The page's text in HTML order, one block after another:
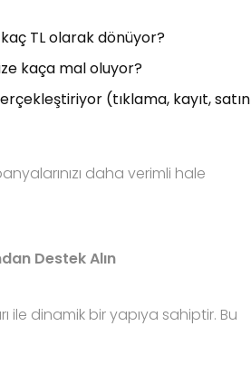
kaç TL olarak dönüyor?
kaça mal oluyor?
(tıklama, kayıt, satın
daha verimli hale
Destek Alın
ile dinamik bir yapıya sahiptir. Bu